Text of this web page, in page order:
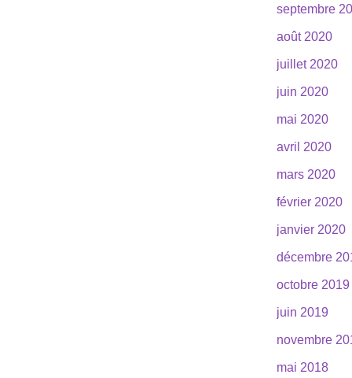
septembre
août 2020
juillet 2020
juin 2020
mai 2020
avril 2020
mars 2020
février 2020
janvier 2020
décembre
octobre 2019
juin 2019
novembre
mai 2018